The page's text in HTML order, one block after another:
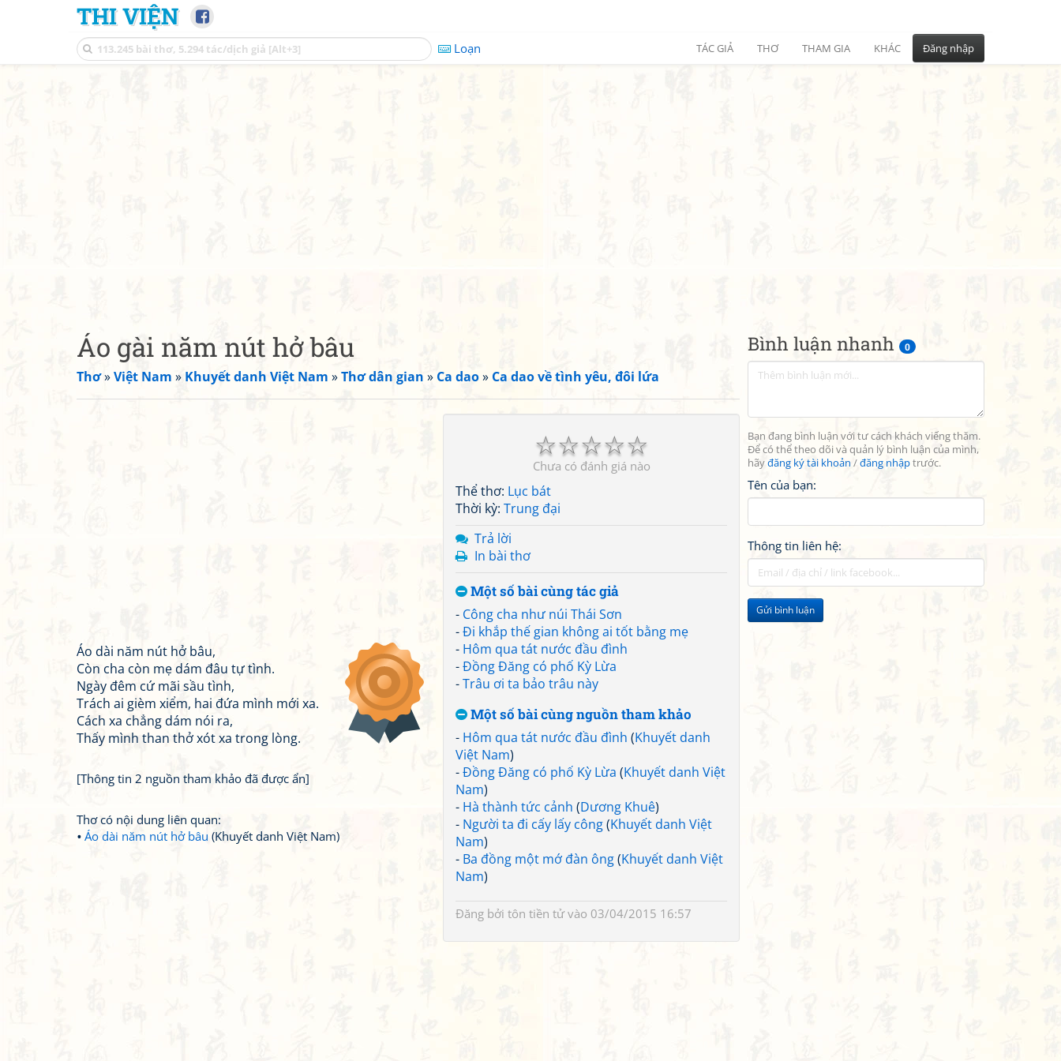
THI VIỆN
Loạn TÁC GIẢ THƠ THAM GIA KHÁC Đăng nhập
Bình luận nhanh 0
Bạn đang bình luận với tư cách khách viếng thăm.
Để có thể theo dõi và quản lý bình luận của mình,
hãyđăng ký tài khoản /đăng nhậptrước.
Tên của bạn:
Thông tin liên hệ:
Gửi bình luận
Áo gài năm nút hở bâu
Thơ»Việt Nam » Khuyết danh Việt Nam »Thơ dân gian » Ca dao» Ca dao về tình yêu, đôi lứa
☆
☆
☆
☆
☆
Chưa có đánh giá nào
Thể thơ: Lục bát
Thời kỳ: Trung đại
Trả lời
In bài thơ
Một số bài cùng tác giả
- Công cha như núi Thái Sơn
-Đi khắp thế gian không ai tốt bằng mẹ
- Hôm qua tát nước đầu đình
-Đồng Đăng có phố Kỳ Lừa
-Trâu ơi ta bảo trâu này
Một số bài cùng nguồn tham khảo
- Hôm qua tát nước đầu đình (Khuyết danh
Việt Nam)
-Đồng Đăng có phố Kỳ Lừa (Khuyết danh Việt
Nam)
- Hà thành tức cảnh (Dương Khuê)
- Người ta đi cấy lấy công(Khuyết danh Việt
Nam)
- Ba đồng một mớ đàn ông(Khuyết danh Việt
Nam)
Đăng bởi tôn tiền tửvào 03/04/2015 16:57
Áo dài năm nút hở bâu,
Còn cha còn mẹ dám đâu tự tình.
Ngày đêm cứ mãi sầu tình,
Trách ai gièm xiểm, hai đứa mình mới xa.
Cách xa chẳng dám nói ra,
Thấy mình than thở xót xa trong lòng.
[Thông tin 2 nguồn tham khảo đã được ẩn]
Thơ có nội dung liên quan:
Áo dài năm nút hở bâu (Khuyết danh Việt Nam)